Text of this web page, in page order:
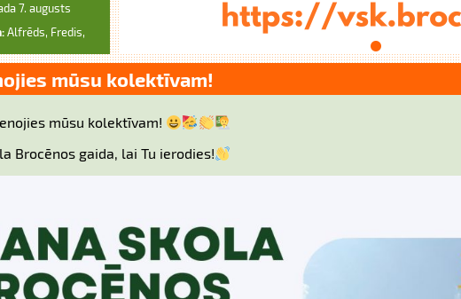
7. augusts
Alfrēds, Fredis,
mūsu kolektīvam!
mūsu kolektīvam!
Brocēnos gaida, lai Tu ierodies!